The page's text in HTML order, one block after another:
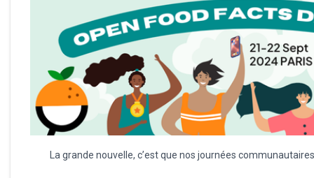
La grande nouvelle, c’est que nos journées